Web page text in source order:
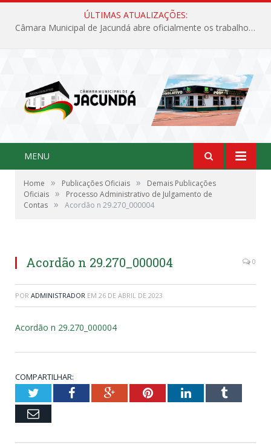
ÚLTIMAS ATUALIZAÇÕES:
Câmara Municipal de Jacundá abre oficialmente os trabalhos legislativos de 2026
MENU
Home » Publicações Oficiais »
Demais Publicações
Oficiais »
Processo Administrativo de Julgamento de
Contas » Acordão n 29.270_000004
Acordão n 29.270_000004 0
POR ADMINISTRADOR EM 26 DE ABRIL DE 2023
Acordão n 29.270_000004
COMPARTILHAR:
TwitterFacebookGoogle+PinterestLinkedInTumblr
Email